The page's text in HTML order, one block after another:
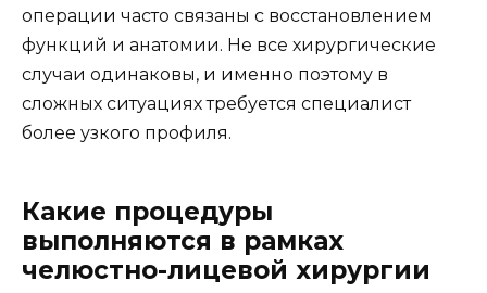
операции часто связаны с восстановлением
функций и анатомии. Не все хирургические
случаи одинаковы, и именно поэтому в
сложных ситуациях требуется специалист
более узкого профиля.
Какие процедуры
выполняются в рамках
челюстно-лицевой хирургии